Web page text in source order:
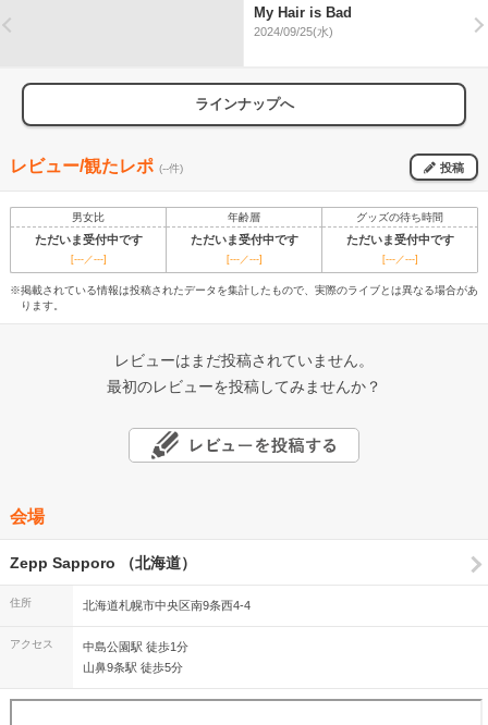
My Hair is Bad
2024/09/25(水)
ラインナップへ
レビュー/観たレポ (--件) 投稿
男女比 年齢層 グッズの待ち時間
ただいま受付中です ただいま受付中です ただいま受付中です
[---／---] [---／---] [---／---]
※掲載されている情報は投稿されたデータを集計したもので、実際のライブとは異なる場合があ
ります。
レビューはまだ投稿されていません。
最初のレビューを投稿してみませんか？
会場
Zepp Sapporo （北海道）
住所 北海道札幌市中央区南9条西4-4
アクセス
中島公園駅 徒歩1分
山鼻9条駅 徒歩5分